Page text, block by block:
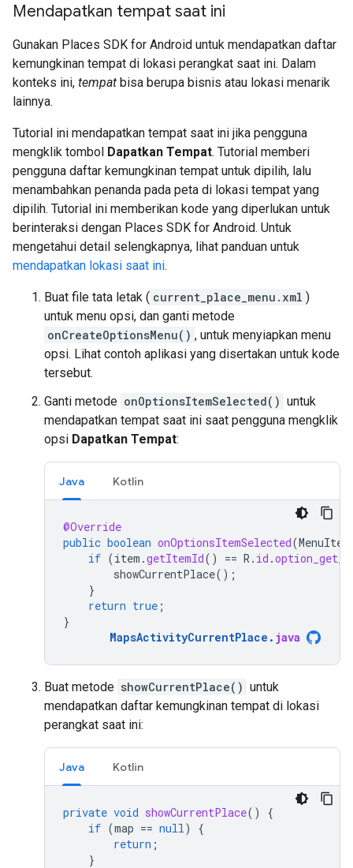
Mendapatkan tempat saat ini
Gunakan Places SDK for Android untuk mendapatkan daftar
kemungkinan tempat di lokasi perangkat saat ini. Dalam
konteks ini, tempat bisa berupa bisnis atau lokasi menarik
lainnya.
Tutorial ini mendapatkan tempat saat ini jika pengguna
mengklik tombol Dapatkan Tempat. Tutorial memberi
pengguna daftar kemungkinan tempat untuk dipilih, lalu
menambahkan penanda pada peta di lokasi tempat yang
dipilih. Tutorial ini memberikan kode yang diperlukan untuk
berinteraksi dengan Places SDK for Android. Untuk
mengetahui detail selengkapnya, lihat panduan untuk
mendapatkan lokasi saat ini.
Buat file tata letak ( current_place_menu.xml )
untuk menu opsi, dan ganti metode
onCreateOptionsMenu() , untuk menyiapkan menu
opsi. Lihat contoh aplikasi yang disertakan untuk kode
tersebut.
Ganti metode onOptionsItemSelected() untuk
mendapatkan tempat saat ini saat pengguna mengklik
opsi Dapatkan Tempat:
Java Kotlin
@Override
public boolean onOptionsItemSelected(MenuItem
if (item .getItemId() == R . id .
showCurrentPlace();
}
return true ;
}
MapsActivityCurrentPlace . java
Buat metode showCurrentPlace() untuk
mendapatkan daftar kemungkinan tempat di lokasi
perangkat saat ini:
Java Kotlin
private void showCurrentPlace()
{
if (map == null )
{
return ;
}